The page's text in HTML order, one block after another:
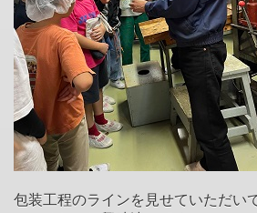
包装工程のラインを見せていただい